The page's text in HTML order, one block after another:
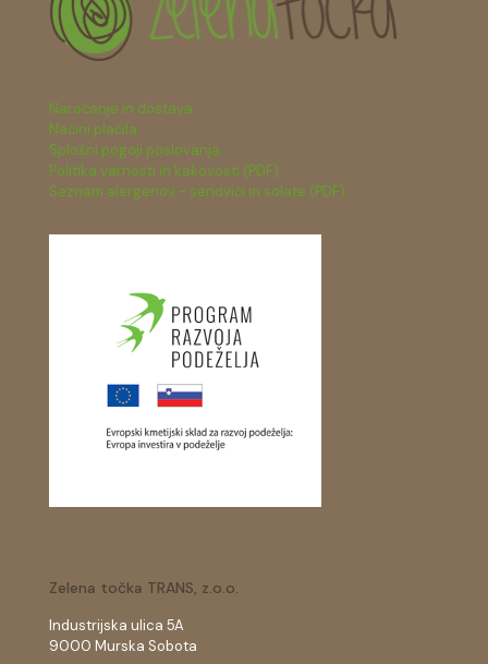
Naročanje in dostava
Načini plačila
Splošni pogoji poslovanja
Politika varnosti in kakovosti (PDF)
Seznam alergenov - sendviči in solate (PDF)
Zelena točka TRANS, z.o.o.
Industrijska ulica 5A
9000 Murska Sobota